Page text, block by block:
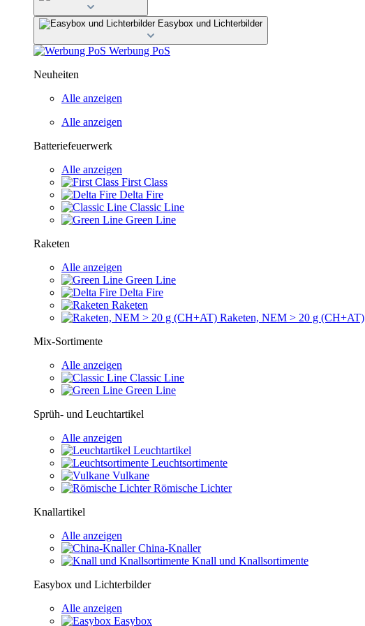
Easybox und Lichterbilder
Werbung PoS
Neuheiten
Alle anzeigen
Alle anzeigen
Batteriefeuerwerk
Alle anzeigen
First Class
Delta Fire
Classic Line
Green Line
Raketen
Alle anzeigen
Green Line
Delta Fire
Raketen
Raketen, NEM > 20 g (CH+AT)
Mix-Sortimente
Alle anzeigen
Classic Line
Green Line
Sprüh- und Leuchtartikel
Alle anzeigen
Leuchtartikel
Leuchtsortimente
Vulkane
Römische Lichter
Knallartikel
Alle anzeigen
China-Knaller
Knall und Knallsortimente
Easybox und Lichterbilder
Alle anzeigen
Easybox